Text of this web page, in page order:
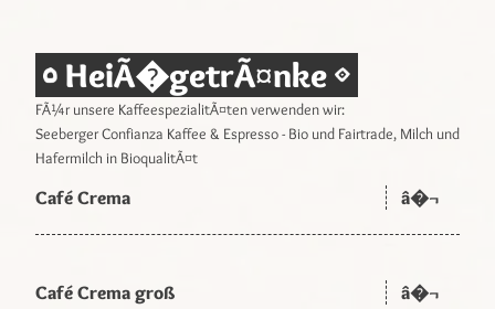
HeiÃ�getrÃ¤nke
FÃ¼r unsere KaffeespezialitÃ¤ten verwenden wir:
Seeberger Confianza Kaffee & Espresso - Bio und Fairtrade, Milch und
Hafermilch in BioqualitÃ¤t
Café Crema â�¬
Café Crema groß â�¬